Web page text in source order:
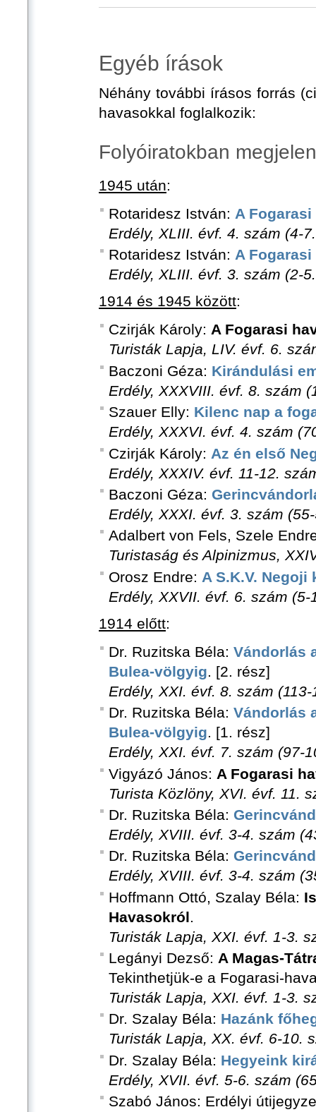
Egyéb írások
Néhány további írásos forrás
havasokkal foglalkozik:
Folyóiratokban
1945 után:
Rotaridesz István: A
Erdély, XLIII. évf. 4. szám (4-
Rotaridesz István: A
Erdély, XLIII. évf. 3. szám (2-
1914 és 1945 között:
Czirják Károly: A Fogarasi
Turisták Lapja, LIV. évf. 6.
Baczoni Géza: Kirándulási
Erdély, XXXVIII. évf. 8. szám
Szauer Elly: Kilenc nap a
Erdély, XXXVI. évf. 4. szám
Czirják Károly: Az én első
Erdély, XXXIV. évf. 11-12.
Baczoni Géza:
Erdély, XXXI. évf. 3. szám
Adalbert von Fels, Szele
Turistaság és Alpinizmus,
Orosz Endre: A S.K.V. Negoji
Erdély, XXVII. évf. 6. szám
1914 előtt:
Dr. Ruzitska Béla: Vándorlás
Bulea-völgyig. [2. rész]
Erdély, XXI. évf. 8. szám
Dr. Ruzitska Béla: Vándorlás
Bulea-völgyig. [1. rész]
Erdély, XXI. évf. 7. szám (97-
Vigyázó János: A Fogarasi
Turista Közlöny, XVI. évf. 11.
Dr. Ruzitska Béla:
Erdély, XVIII. évf. 3-4. szám
Dr. Ruzitska Béla:
Erdély, XVIII. évf. 3-4. szám
Hoffmann Ottó, Szalay Béla:
Havasokról.
Turisták Lapja, XXI. évf. 1-3.
Legányi Dezső: A Magas-
Tekinthetjük-e a Fogarasi-
Turisták Lapja, XXI. évf. 1-3.
Dr. Szalay Béla: Hazánk
Turisták Lapja, XX. évf. 6-10.
Dr. Szalay Béla: Hegyeink
Erdély, XVII. évf. 5-6. szám
Szabó János: Erdélyi